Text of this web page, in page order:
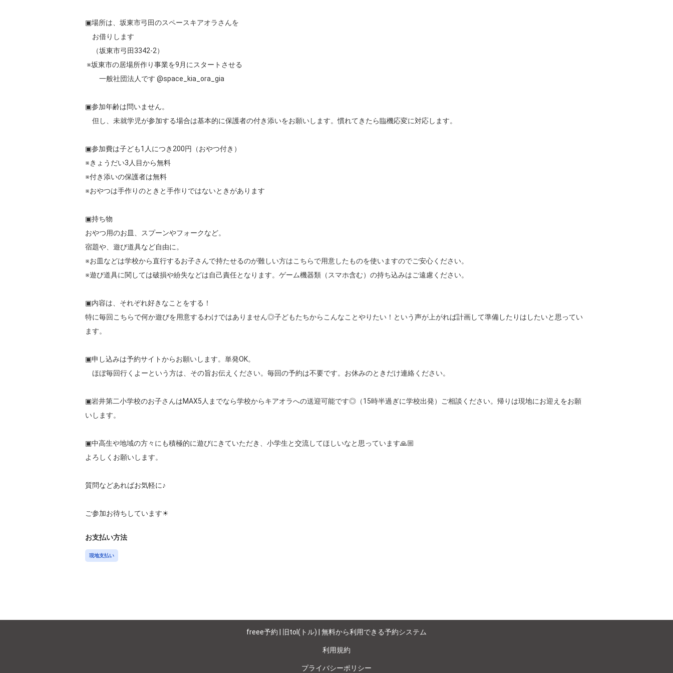
▣場所は、坂東市弓田のスペースキアオラさんを
お借りします
（坂東市弓田3342-2）
一般社団法人です @space_kia_ora_gia
▣参加年齢は問いません。
但し、未就学児が参加する場合は基本的に保護者の付き添いをお願いします。慣れてきたら臨機応変に対応します。
▣参加費は子ども1人につき200円（おやつ付き）
※きょうだい3人目から無料
※付き添いの保護者は無料
※おやつは手作りのときと手作りではないときがあります
▣持ち物
おやつ用のお皿、スプーンやフォークなど。
宿題や、遊び道具など自由に。
※お皿などは学校から直行するお子さんで持たせるのが難しい方はこちらで用意したものを使いますのでご安心ください。
※遊び道具に関しては破損や紛失などは自己責任となります。ゲーム機器類（スマホ含む）の持ち込みはご遠慮ください。
▣内容は、それぞれ好きなことをする！
特に毎回こちらで何か遊びを用意するわけではありません◎子どもたちからこんなことやりたい！という声が上がれば計画して準備したりはしたいと思ってい
ます。
▣申し込みは予約サイトからお願いします。単発OK。
ほぼ毎回行くよーという方は、その旨お伝えください。毎回の予約は不要です。お休みのときだけ連絡ください。
▣岩井第二小学校のお子さんはMAX5人までなら学校からキアオラへの送迎可能です◎（15時半過ぎに学校出発）ご相談ください。帰りは現地にお迎えをお願
いします。
▣中高生や地域の方々にも積極的に遊びにきていただき、小学生と交流してほしいなと思っています🙏🏼
よろしくお願いします。
質問などあればお気軽に♪
ご参加お待ちしています☀︎
お支払い方法
現地支払い
freee予約 | 旧tol(トル) | 無料から利用できる予約システム
利用規約
プライバシーポリシー